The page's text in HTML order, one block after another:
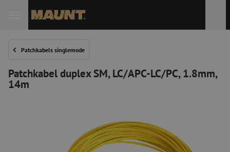
Patchkabels singlemode
Patchkabel duplex SM, LC/APC-LC/PC, 1.8mm,
14m